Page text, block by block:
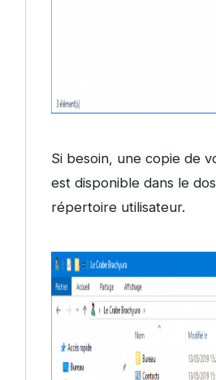
Si besoin, une copie de
est disponible dans le
répertoire utilisateur.